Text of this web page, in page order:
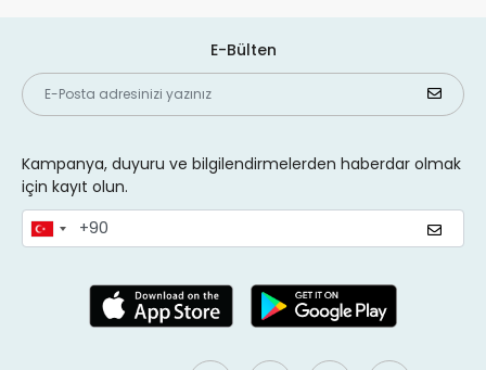
E-Bülten
Kampanya, duyuru ve bilgilendirmelerden haberdar olmak
için kayıt olun.